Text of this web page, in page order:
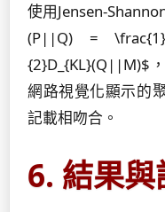
使用Jensen-
(P||Q) =
{2}D_{KL}(Q||M)$
網路視覺化顯示的
記載相吻合。
6. 結果與